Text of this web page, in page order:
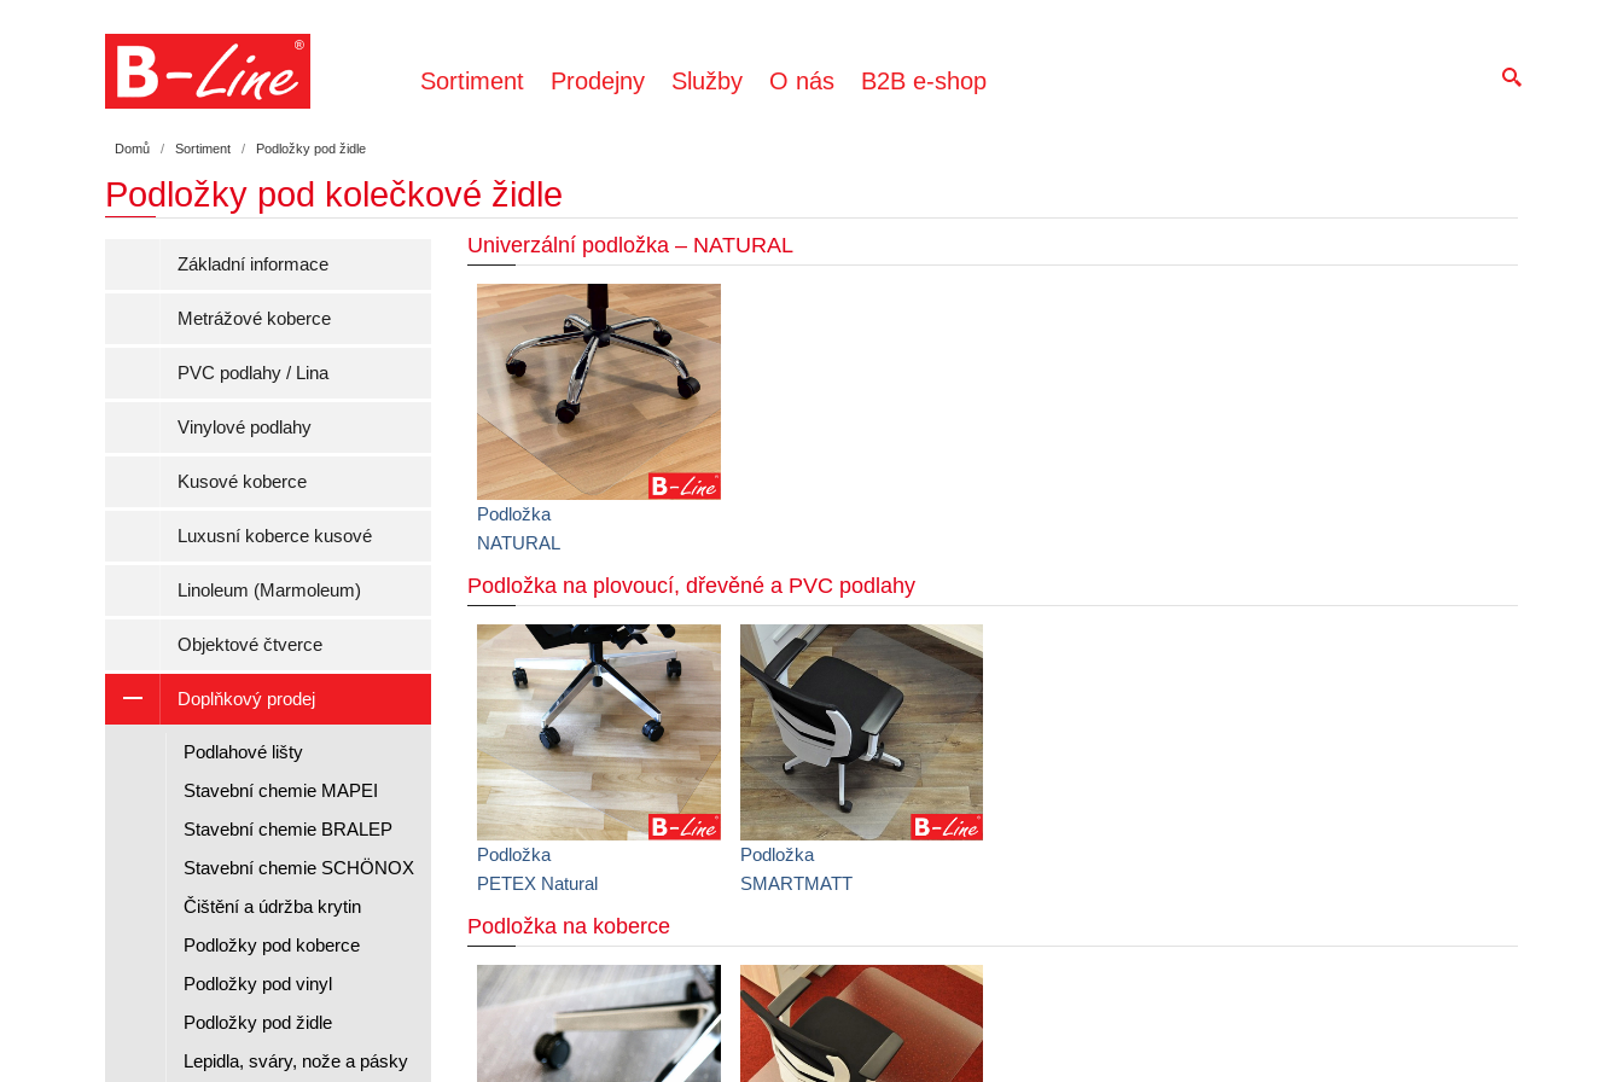
Domů Sortiment Podložky pod židle
Sortiment Prodejny Služby O nás B2B e-shop
Podložky pod kolečkové židle
Univerzální podložka – NATURAL
Podložka
NATURAL
Podložka na plovoucí, dřevěné a PVC podlahy
Podložka
PETEX Natural
Podložka
SMARTMATT
Podložka na koberce
Základní informace
Metrážové koberce
PVC podlahy / Lina
Vinylové podlahy
Kusové koberce
Luxusní koberce kusové
Linoleum (Marmoleum)
Objektové čtverce
Doplňkový prodej
Podlahové lišty
Stavební chemie MAPEI
Stavební chemie BRALEP
Stavební chemie SCHÖNOX
Čištění a údržba krytin
Podložky pod koberce
Podložky pod vinyl
Podložky pod židle
Lepidla, sváry, nože a pásky